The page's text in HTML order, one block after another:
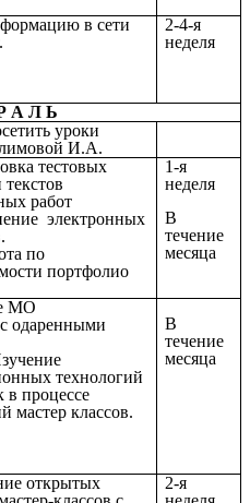
в сети
2-4-я
неделя
А Л Ь
уроки
И.А.
тестовых
работ
электронных
по
портфолио
1-я
неделя
В
течение
месяца
МО
одаренными
технологий
в процессе
мастер классов.
В
течение
месяца
открытых
2-я